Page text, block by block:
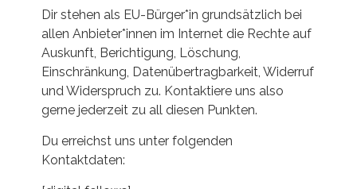
Dir stehen als EU-Bürger*in grundsätzlich bei
allen Anbieter*innen im Internet die Rechte auf
Auskunft, Berichtigung, Löschung,
Einschränkung, Datenübertragbarkeit, Widerruf
und Widerspruch zu. Kontaktiere uns also
gerne jederzeit zu all diesen Punkten.
Du erreichst uns unter folgenden
Kontaktdaten: